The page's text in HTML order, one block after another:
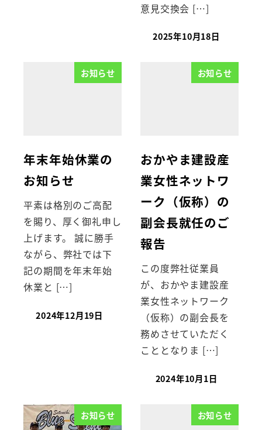
意見交換会 […]
2025年10月18日
お知らせ
年末年始休業の
お知らせ
平素は格別のご高配
を賜り、厚く御礼申し
上げます。 誠に勝手
ながら、弊社では下
記の期間を年末年始
休業と […]
2024年12月19日
お知らせ
おかやま建設産
業女性ネットワ
ーク（仮称）の
副会長就任のご
報告
この度弊社従業員
が、おかやま建設産
業女性ネットワーク
（仮称）の副会長を
務めさせていただく
こととなりま […]
2024年10月1日
お知らせ お知らせ